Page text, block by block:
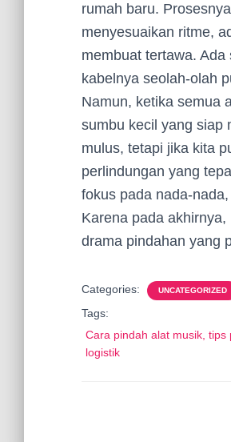
rumah baru.
menyesuaikan ritme,
membuat tertawa.
kabelnya seolah-olah
Namun, ketika semua
sumbu kecil yang siap
mulus, tetapi jika kita
perlindungan yang
fokus pada nada-
Karena pada
drama pindahan yang
Categories: UNCATEGORIZED
Tags:
Cara pindah alat musik,
logistik